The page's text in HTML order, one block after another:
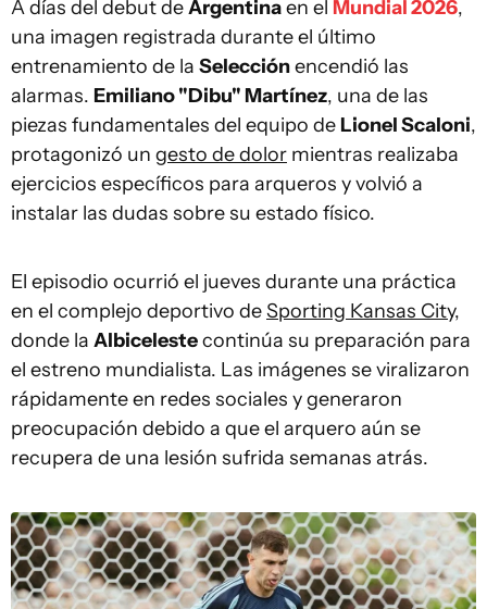
A días del debut deArgentinaen el Mundial 2026,
una imagen registrada durante el último
entrenamiento de la Selecciónencendió las
alarmas. Emiliano "Dibu" Martínez, una de las
piezas fundamentales del equipo de Lionel Scaloni,
protagonizó un gesto de dolor mientras realizaba
ejercicios específicos para arqueros y volvió a
instalar las dudas sobre su estado físico.
El episodio ocurrió el jueves durante una práctica
en el complejo deportivo deSporting Kansas City,
donde la Albicelestecontinúa su preparación para
el estreno mundialista. Las imágenes se viralizaron
rápidamente en redes sociales y generaron
preocupación debido a que el arquero aún se
recupera de una lesión sufrida semanas atrás.